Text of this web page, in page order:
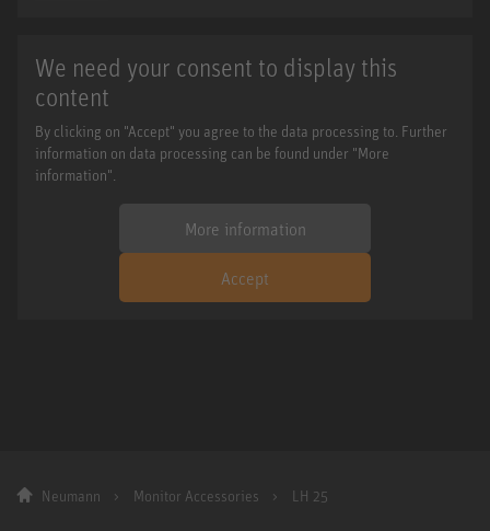
We need your consent to display this
content
By clicking on "Accept" you agree to the data processing to. Further
information on data processing can be found under "More
information".
More information
Accept
Neumann Monitor Accessories LH 25